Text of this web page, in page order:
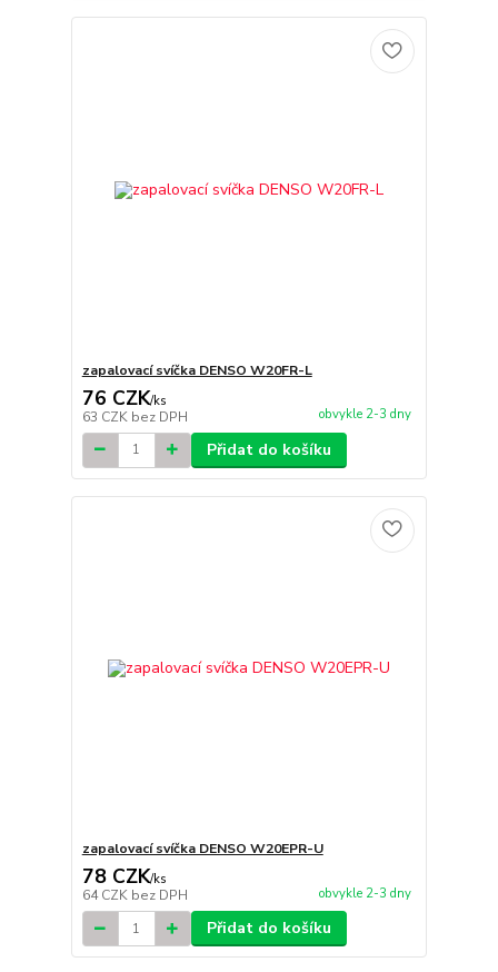
zapalovací svíčka DENSO W20FR-L
76 CZK/ks
63 CZK bez DPH obvykle 2-3 dny
Přidat do košíku
zapalovací svíčka DENSO W20EPR-U
78 CZK/ks
64 CZK bez DPH obvykle 2-3 dny
Přidat do košíku